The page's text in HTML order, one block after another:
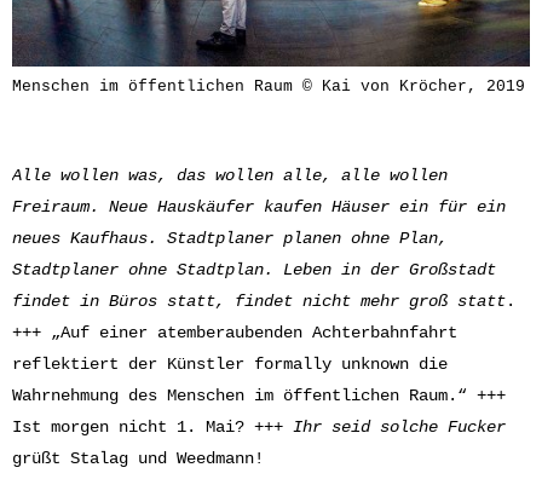
Menschen im öffentlichen Raum © Kai von Kröcher, 2019
Alle wollen was, das wollen alle, alle wollen
Freiraum. Neue Hauskäufer kaufen Häuser ein für ein
neues Kaufhaus. Stadtplaner planen ohne Plan,
Stadtplaner ohne Stadtplan. Leben in der Großstadt
findet in Büros statt, findet nicht mehr groß statt.
+++ „Auf einer atemberaubenden Achterbahnfahrt
reflektiert der Künstler formally unknown die
Wahrnehmung des Menschen im öffentlichen Raum.“ +++
Ist morgen nicht 1. Mai? +++ Ihr seid solche Fucker
grüßt Stalag und Weedmann!